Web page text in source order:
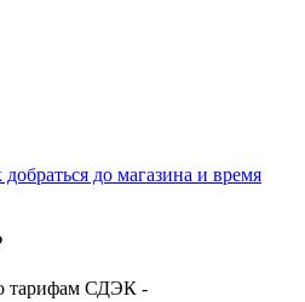
добраться до магазина и время
тарифам СДЭК -